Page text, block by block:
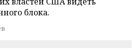
блока.